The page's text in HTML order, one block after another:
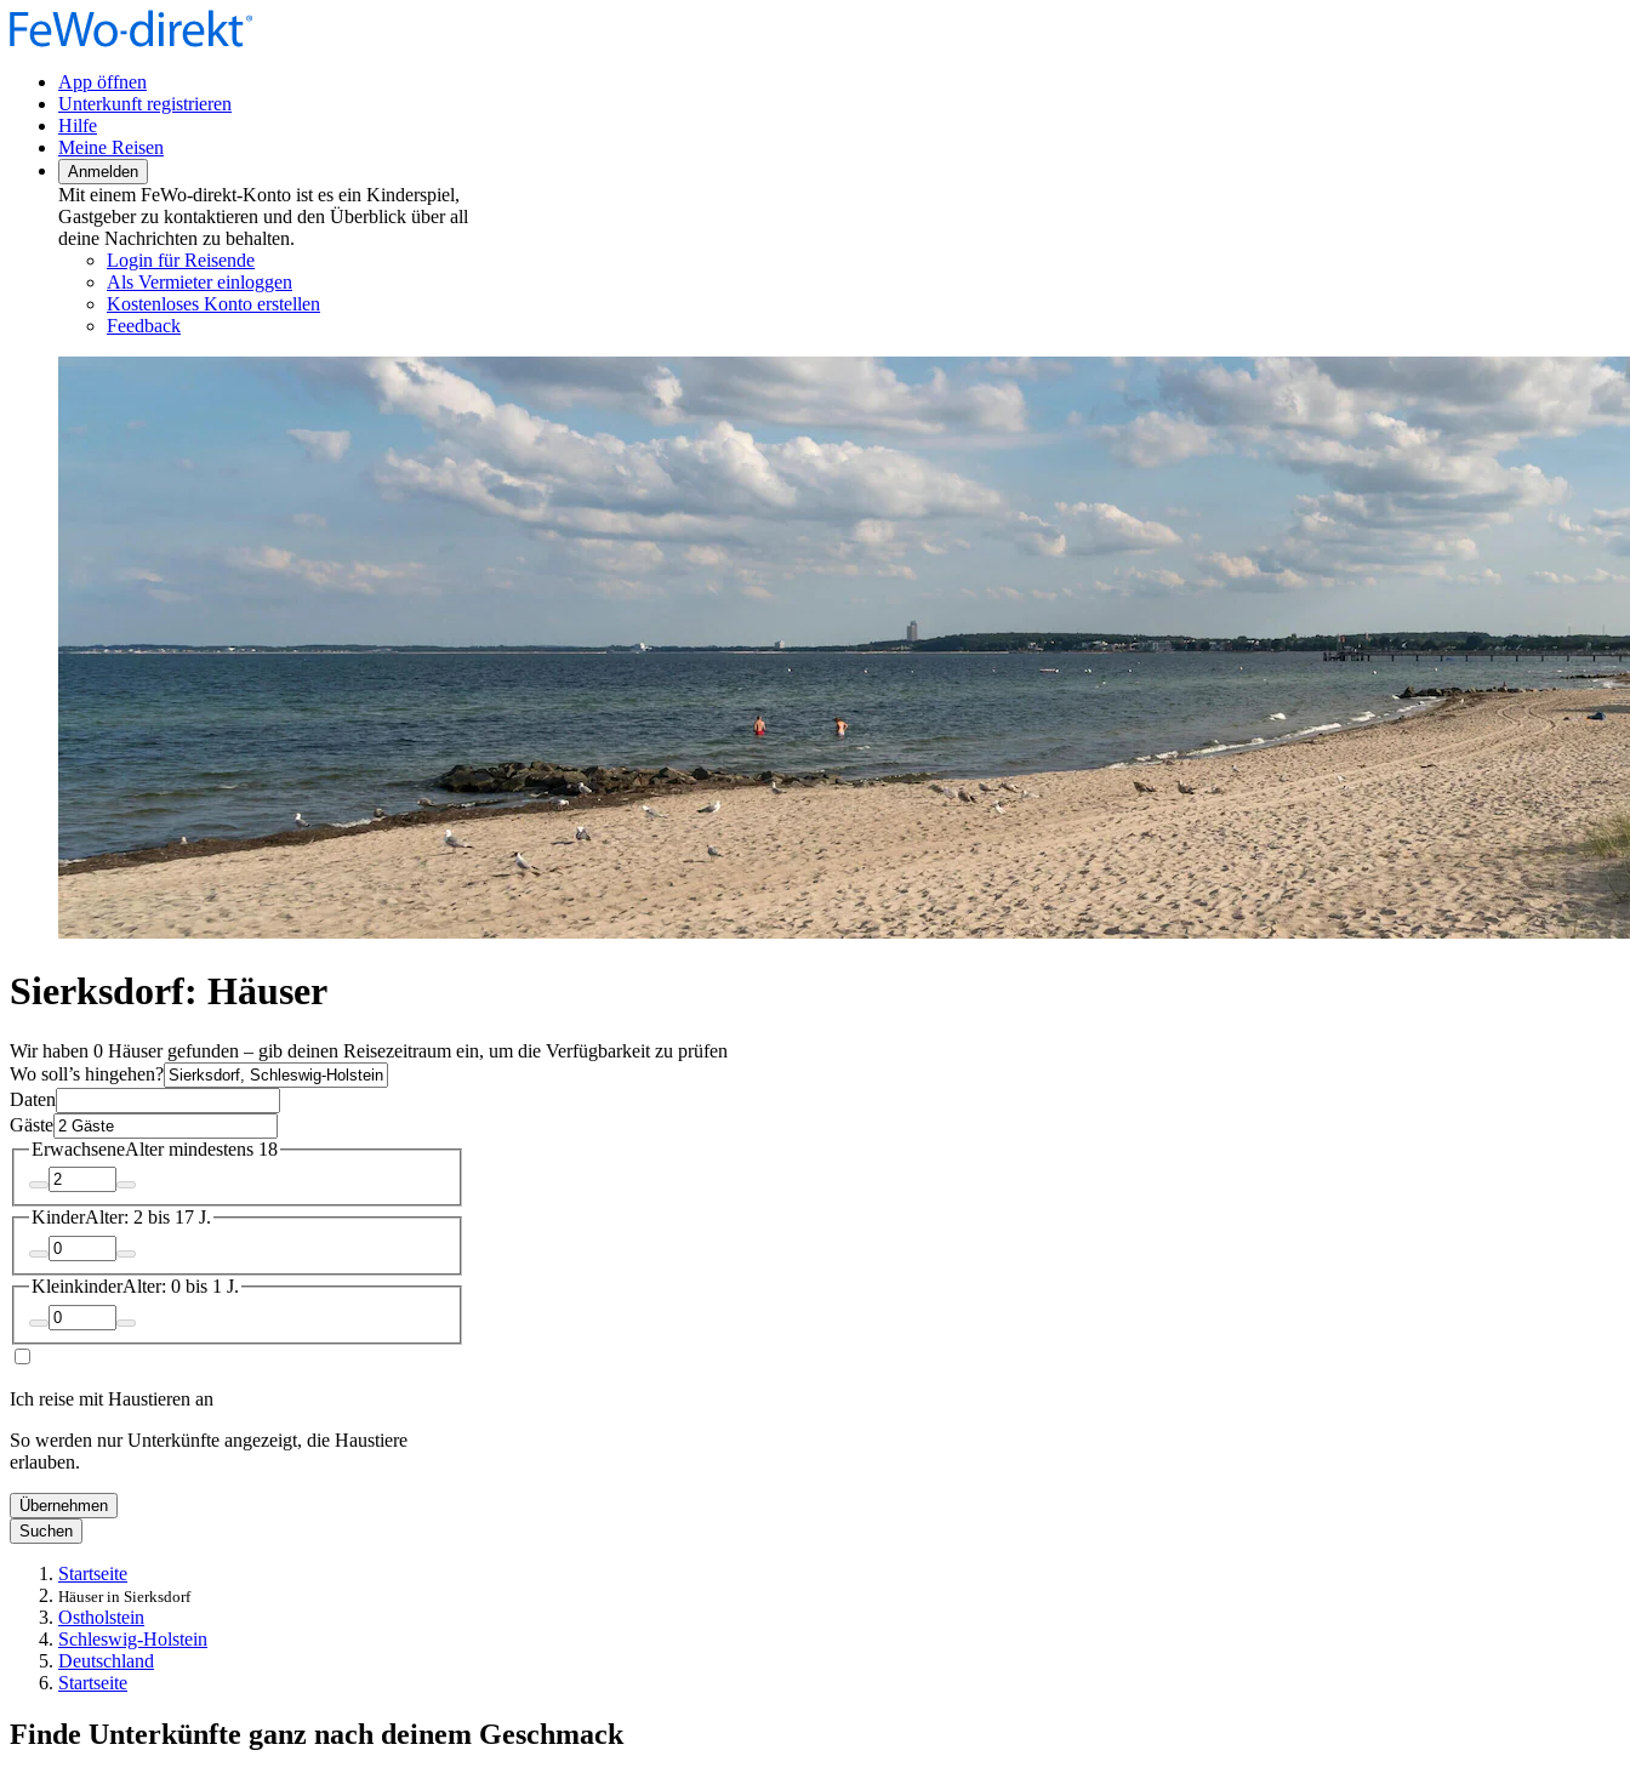
App öffnen
Unterkunft registrieren
Hilfe
Meine Reisen
Anmelden
Mit einem FeWo-direkt-Konto ist es ein Kinderspiel,
Gastgeber zu kontaktieren und den Überblick über all
deine Nachrichten zu behalten.
Login für Reisende
Als Vermieter einloggen
Kostenloses Konto erstellen
Feedback
Sierksdorf: Häuser
Wir haben 0 Häuser gefunden – gib deinen Reisezeitraum ein, um die Verfügbarkeit zu prüfen
Wo soll’s hingehen?
Daten
Gäste
ErwachseneAlter mindestens 18
KinderAlter: 2 bis 17 J.
KleinkinderAlter: 0 bis 1 J.
Ich reise mit Haustieren an
So werden nur Unterkünfte angezeigt, die Haustiere
erlauben.
Übernehmen
Suchen
Startseite
Häuser in Sierksdorf
Ostholstein
Schleswig-Holstein
Deutschland
Startseite
Finde Unterkünfte ganz nach deinem Geschmack